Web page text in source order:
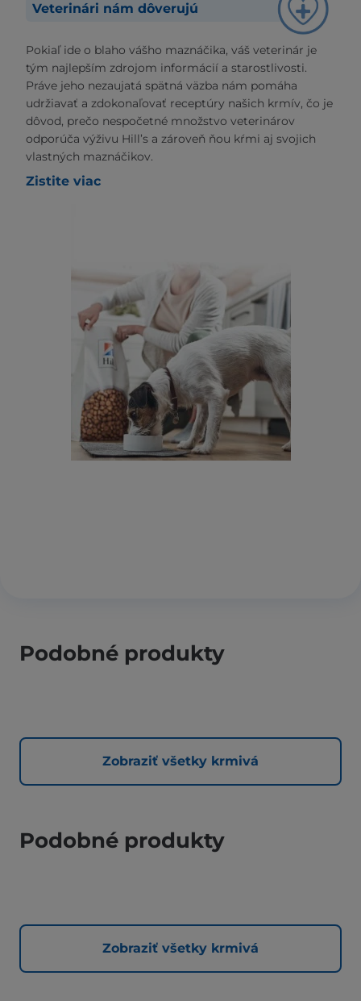
Veterinári nám dôverujú
Pokiaľ ide o blaho vášho maznáčika, váš veterinár je
tým najlepším zdrojom informácií a starostlivosti.
Práve jeho nezaujatá spätná väzba nám pomáha
udržiavať a zdokonaľovať receptúry našich krmív, čo je
dôvod, prečo nespočetné množstvo veterinárov
odporúča výživu Hill’s a zároveň ňou kŕmi aj svojich
vlastných maznáčikov.
Zistite viac
Podobné produkty
Zobraziť všetky krmivá
Podobné produkty
Zobraziť všetky krmivá